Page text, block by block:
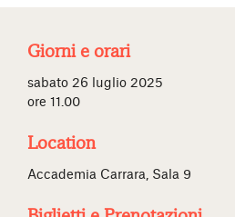
Giorni e orari
sabato 26 luglio 2025
ore 11.00
Location
Accademia Carrara, Sala 9